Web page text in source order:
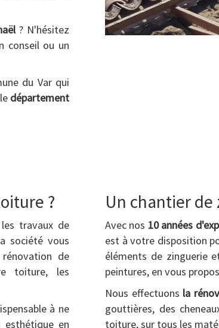
? N'hésitez
conseil ou un
du Var qui
département
?
travaux de
société vous
de
toiture, les
à ne
en
Un chantier
Avec nos 10 années
est à votre disposition
éléments de zinguerie
peintures, en vous
Nous effectuons la
gouttières, des
toiture, sur tous les